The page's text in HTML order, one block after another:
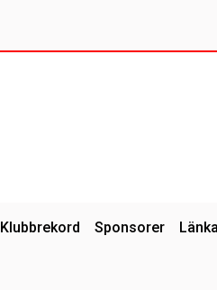
Klubbrekord Sponsorer